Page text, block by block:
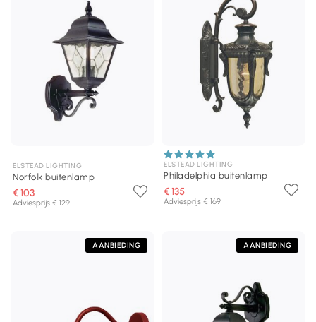
ELSTEAD LIGHTING
Norfolk buitenlamp
€ 103
Adviesprijs € 129
ELSTEAD LIGHTING
Philadelphia buitenlamp
€ 135
Adviesprijs € 169
AANBIEDING AANBIEDING